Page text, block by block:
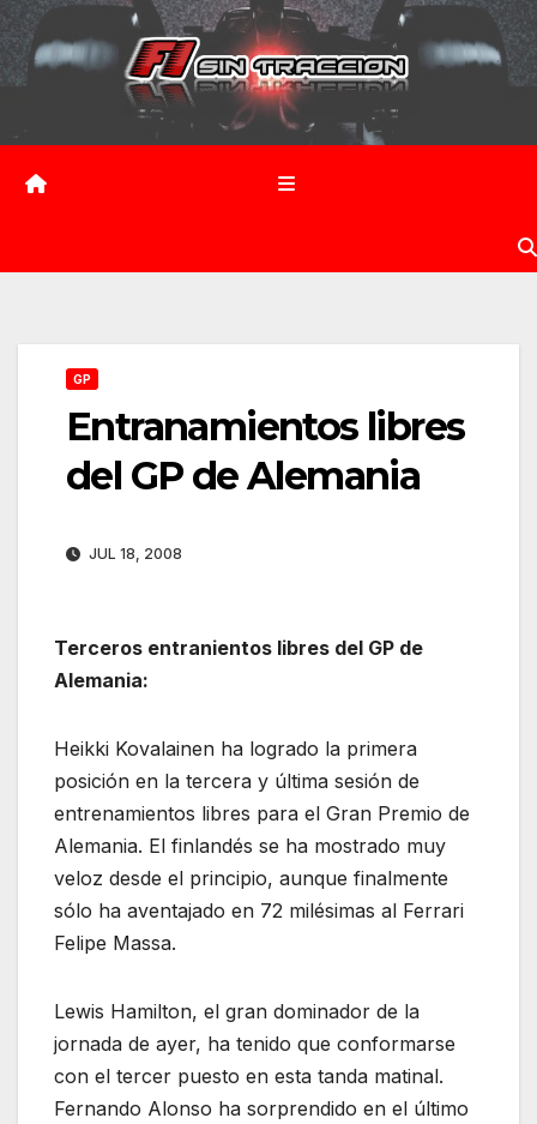
Saltar
contenido
GP
Entranamientos libres
del GP de Alemania
JUL 18, 2008
Terceros entranientos libres del GP de
Alemania:
Heikki Kovalainen ha logrado la primera
posición en la tercera y última sesión de
entrenamientos libres para el Gran Premio de
Alemania. El finlandés se ha mostrado muy
veloz desde el principio, aunque finalmente
sólo ha aventajado en 72 milésimas al Ferrari
Felipe Massa.
Lewis Hamilton, el gran dominador de la
jornada de ayer, ha tenido que conformarse
con el tercer puesto en esta tanda matinal.
Fernando Alonso ha sorprendido en el último